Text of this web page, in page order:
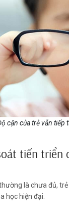
cận của trẻ vẫn tiếp
tiến triển
là chưa đủ,
học hiện đại: